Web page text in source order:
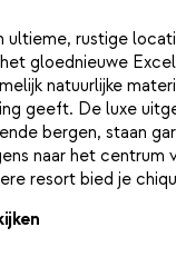
ultieme, rustige
gloednieuwe
natuurlijke
geeft. De luxe
bergen, staan
naar het
resort bied je
badkamer en een